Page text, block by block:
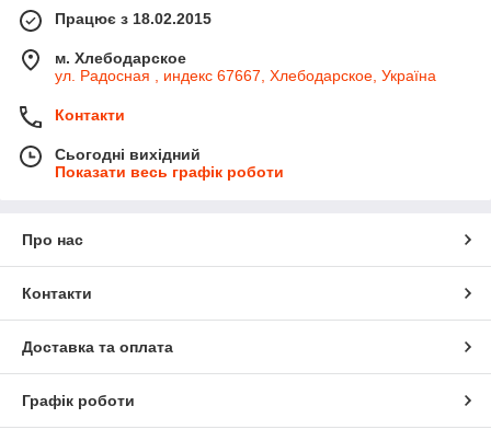
Працює з 18.02.2015
м. Хлебодарское
ул. Радосная , индекс 67667, Хлебодарское, Україна
Контакти
Сьогодні вихідний
Показати весь графік роботи
Про нас
Контакти
Доставка та оплата
Графік роботи